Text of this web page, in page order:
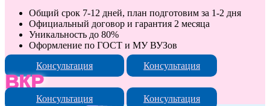
Общий срок 7-12 дней, план подготовим за 1-2 дня
Официальный договор и гарантия 2 месяца
Уникальность до 80%
Оформление по ГОСТ и МУ ВУЗов
Консультация
Консультация
ВКР
Консультация Консультация